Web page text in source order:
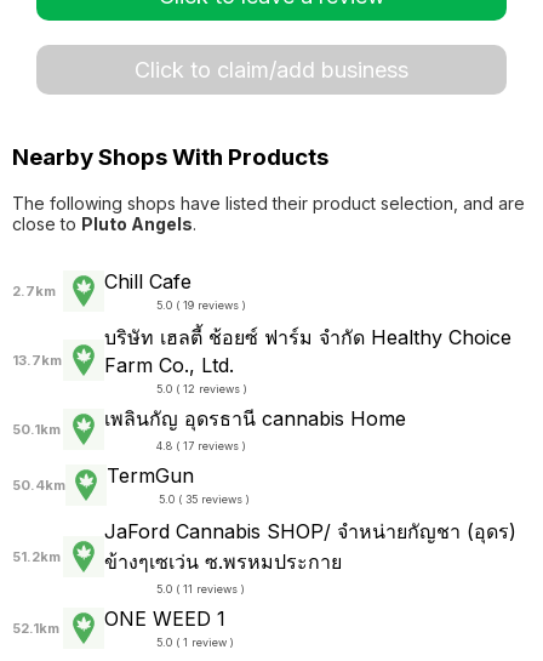
Click to claim/add business
Nearby Shops With Products
The following shops have listed their product selection, and are
close to Pluto Angels.
2.7km Chill Cafe
5.0 ( 19 reviews )
13.7km
บริษัท เฮลตี้ ช้อยซ์ ฟาร์ม จำกัด Healthy Choice
Farm Co., Ltd.
5.0 ( 12 reviews )
50.1km เพลินกัญ อุดรธานี cannabis Home
4.8 ( 17 reviews )
50.4km TermGun
5.0 ( 35 reviews )
51.2km
JaFord Cannabis SHOP/ จำหน่ายกัญชา (อุดร)
ข้างๆเซเว่น ซ.พรหมประกาย
5.0 ( 11 reviews )
52.1km ONE WEED 1
5.0 ( 1 review )